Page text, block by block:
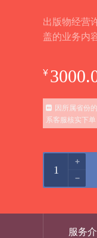
出版物经营
盖的业务内
¥
因所属省份
系客服核实下单
+
−
服务